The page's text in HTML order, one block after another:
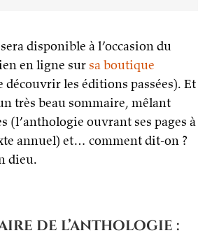
disponible à l’occasion du
en ligne sur sa boutique
découvrir les éditions passées). Et
très beau sommaire, mêlant
(l’anthologie ouvrant ses pages à
annuel) et… comment dit-on ?
dieu.
de l’anthologie :